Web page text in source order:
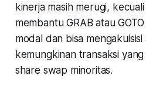
kinerja masih merugi,
membantu GRAB atau
modal dan bisa
kemungkinan transaksi
share swap minoritas.